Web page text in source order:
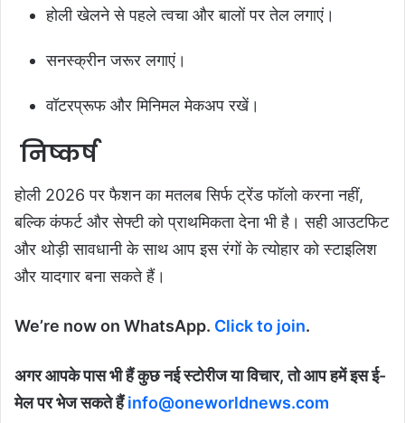
होली खेलने से पहले त्वचा और बालों पर तेल लगाएं।
सनस्क्रीन जरूर लगाएं।
वॉटरप्रूफ और मिनिमल मेकअप रखें।
निष्कर्ष
होली 2026 पर फैशन का मतलब सिर्फ ट्रेंड फॉलो करना नहीं,
बल्कि कंफर्ट और सेफ्टी को प्राथमिकता देना भी है। सही आउटफिट
और थोड़ी सावधानी के साथ आप इस रंगों के त्योहार को स्टाइलिश
और यादगार बना सकते हैं।
We’re now on WhatsApp. Click to join.
अगर आपके पास भी हैं कुछ नई स्टोरीज या विचार, तो आप हमें इस ई-
मेल पर भेज सकते हैंinfo@oneworldnews.com